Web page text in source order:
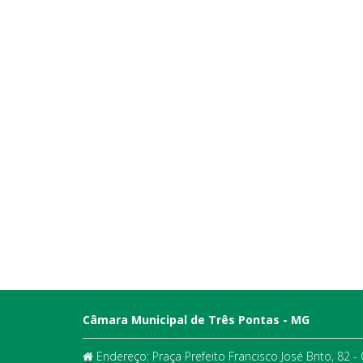
Câmara Municipal de Três Pontas - MG
Endereço: Praça Prefeito Francisco José Brito, 82 -